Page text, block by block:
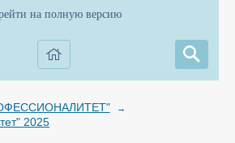
на полную версию
→
2025